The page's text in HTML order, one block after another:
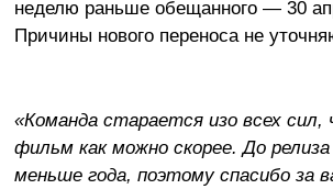
неделю раньше обещанного — 30
Причины нового переноса не
«Команда старается изо всех
фильм как можно скорее. До
меньше года, поэтому спасибо за